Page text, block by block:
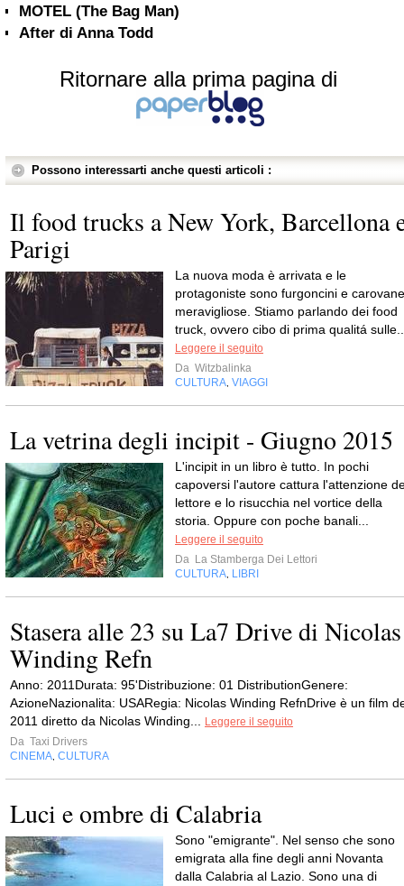
MOTEL (The Bag Man)
After di Anna Todd
Ritornare alla prima pagina di
Possono interessarti anche questi articoli :
Il food trucks a New York, Barcellona
Parigi
La nuova moda è arrivata e le
protagoniste sono furgoncini e carovane
meravigliose. Stiamo parlando dei food
truck, ovvero cibo di prima qualitá
Leggere il seguito
Da Witzbalinka
CULTURA VIAGGI
La vetrina degli incipit - Giugno 2015
L'incipit in un libro è tutto. In pochi
capoversi l'autore cattura l'attenzione
lettore e lo risucchia nel vortice della
storia. Oppure con poche banali...
Leggere il seguito
Da La Stamberga Dei Lettori
CULTURA LIBRI
Stasera alle 23 su La7 Drive di Nicolas
Winding Refn
Anno: 2011Durata: 95'Distribuzione: 01 DistributionGenere:
AzioneNazionalita: USARegia: Nicolas Winding RefnDrive è un film
2011 diretto da Nicolas Winding...
Leggere il seguito
Da Taxi Drivers
CINEMA CULTURA
Luci e ombre di Calabria
Sono "emigrante". Nel senso che sono
emigrata alla fine degli anni Novanta
dalla Calabria al Lazio. Sono una di